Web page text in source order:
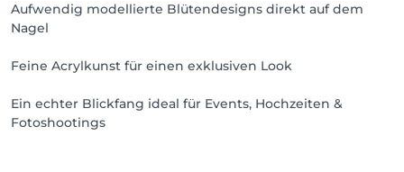
Aufwendig modellierte Blütendesigns direkt auf dem
Nagel
Feine Acrylkunst für einen exklusiven Look
Ein echter Blickfang ideal für Events, Hochzeiten &
Fotoshootings